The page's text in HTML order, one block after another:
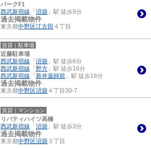
パークF1
西武新宿線 「 沼袋 」駅 徒歩9分
過去掲載物件
東京都中野区江古田 ４丁目
賃貸｜駐車場
近藤駐車場
西武新宿線 「 沼袋 」駅 徒歩6分
西武新宿線 「 野方 」駅 徒歩16分
西武新宿線 「 新井薬師前 」駅 徒歩18分
過去掲載物件
東京都中野区沼袋 ４丁目30-7
賃貸｜マンション
リバティハイツ高橋
西武新宿線 「 沼袋 」駅 徒歩3分
過去掲載物件
東京都中野区沼袋 ３丁目